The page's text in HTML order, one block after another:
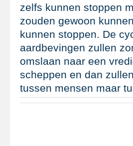
zelfs kunnen stoppen
zouden gewoon
kunnen stoppen. De
aardbevingen zullen
omslaan naar een
scheppen en dan
tussen mensen maar